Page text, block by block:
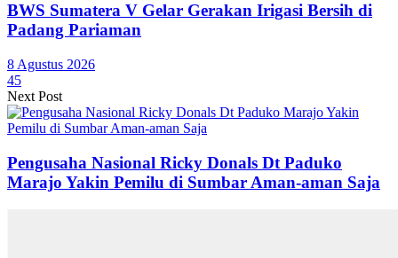
BWS Sumatera V Gelar Gerakan Irigasi Bersih di
Padang Pariaman
8 Agustus 2026
45
Next Post
Pengusaha Nasional Ricky Donals Dt Paduko
Marajo Yakin Pemilu di Sumbar Aman-aman Saja